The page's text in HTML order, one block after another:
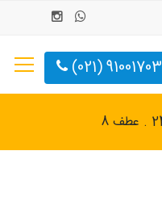
91001703 (021)